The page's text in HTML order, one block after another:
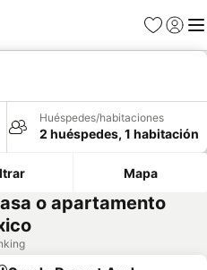
Favoritos
Iniciar
Huéspedes/habitaciones
2 huéspedes, 1 habitación
Mapa
o apartamento